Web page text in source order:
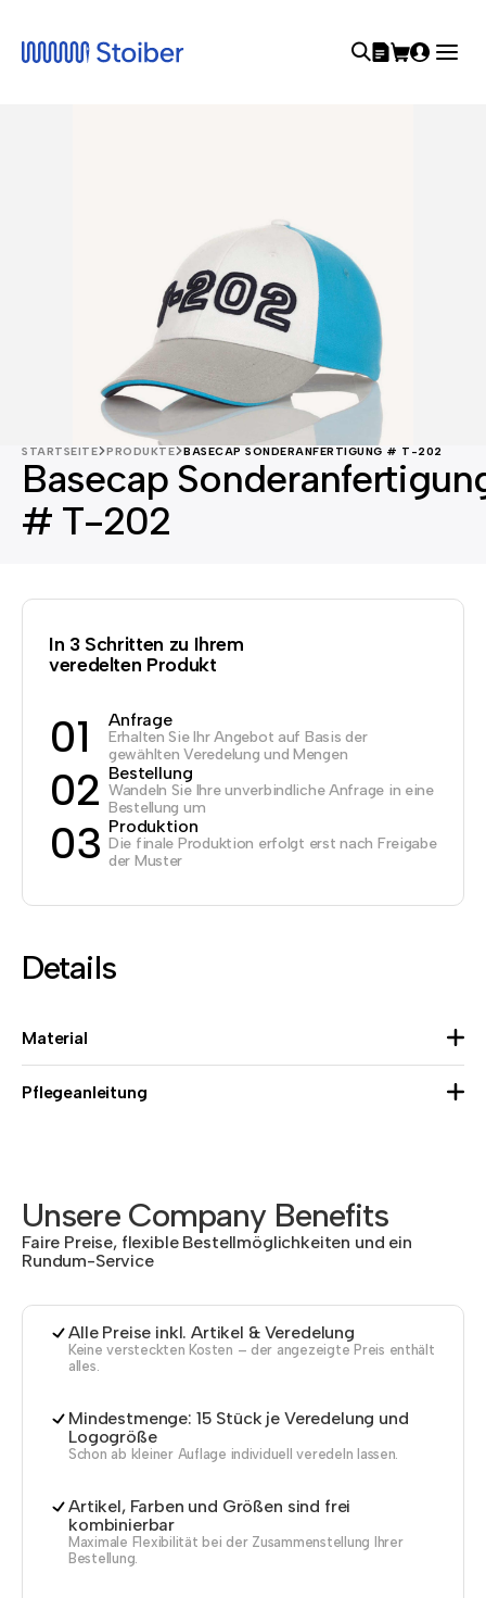
STARTSEITE PRODUKTE BASECAP SONDERANFERTIGUNG # T-202
Basecap
# T-202
In 3 Schritten zu Ihrem
veredelten Produkt
01 Anfrage
Erhalten Sie Ihr Angebot auf Basis der
gewählten Veredelung und Mengen
02 Bestellung
Wandeln Sie Ihre unverbindliche Anfrage in eine
Bestellung um
03 Produktion
Die finale Produktion erfolgt erst nach Freigabe
der Muster
Details
Material
Pflegeanleitung
Unsere Company Benefits
Faire Preise, flexible Bestellmöglichkeiten und ein
Rundum-Service
Alle Preise inkl. Artikel & Veredelung
Keine versteckten Kosten – der angezeigte Preis enthält
alles.
Mindestmenge: 15 Stück je Veredelung und
Logogröße
Schon ab kleiner Auflage individuell veredeln lassen.
Artikel, Farben und Größen sind frei
kombinierbar
Maximale Flexibilität bei der Zusammenstellung Ihrer
Bestellung.